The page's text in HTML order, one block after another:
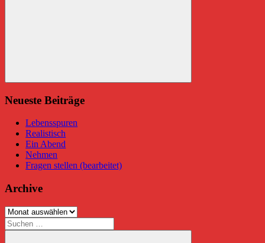
Suchen
Neueste Beiträge
Lebensspuren
Realistisch
Ein Abend
Nehmen
Fragen stellen (bearbeitet)
Archive
Archive
Suchen
nach: